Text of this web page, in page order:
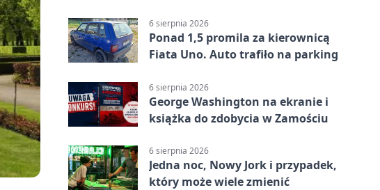
6 sierpnia 2026
Ponad 1,5 promila za kierownicą
Fiata Uno. Auto trafiło na parking
6 sierpnia 2026
George Washington na ekranie i
książka do zdobycia w Zamościu
6 sierpnia 2026
Jedna noc, Nowy Jork i przypadek,
który może wiele zmienić